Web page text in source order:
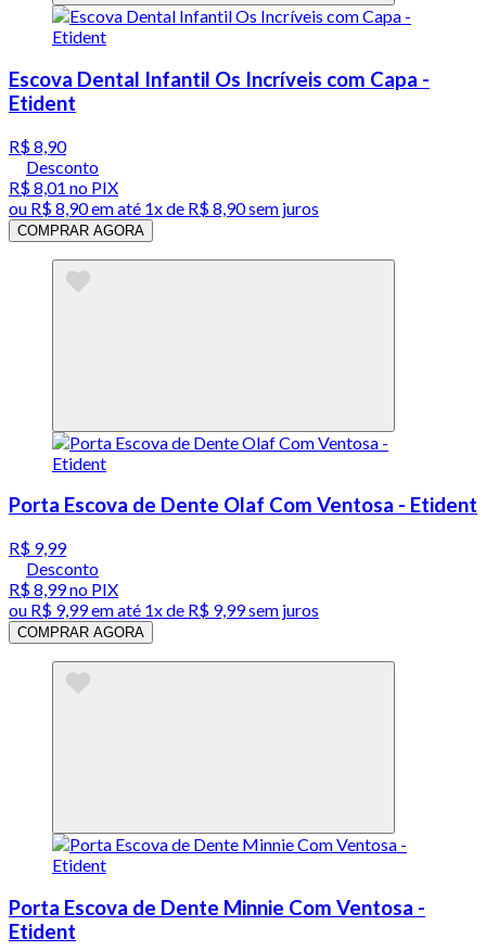
Escova Dental Infantil Os Incríveis com Capa -
Etident
R$ 8,90
Desconto
R$ 8,01 no PIX
ou R$ 8,90em até 1x de R$ 8,90sem juros
COMPRAR AGORA
Porta Escova de Dente Olaf Com Ventosa - Etident
R$ 9,99
Desconto
R$ 8,99no PIX
ou R$ 9,99em até 1x de R$ 9,99sem juros
COMPRAR AGORA
Porta Escova de Dente Minnie Com Ventosa -
Etident